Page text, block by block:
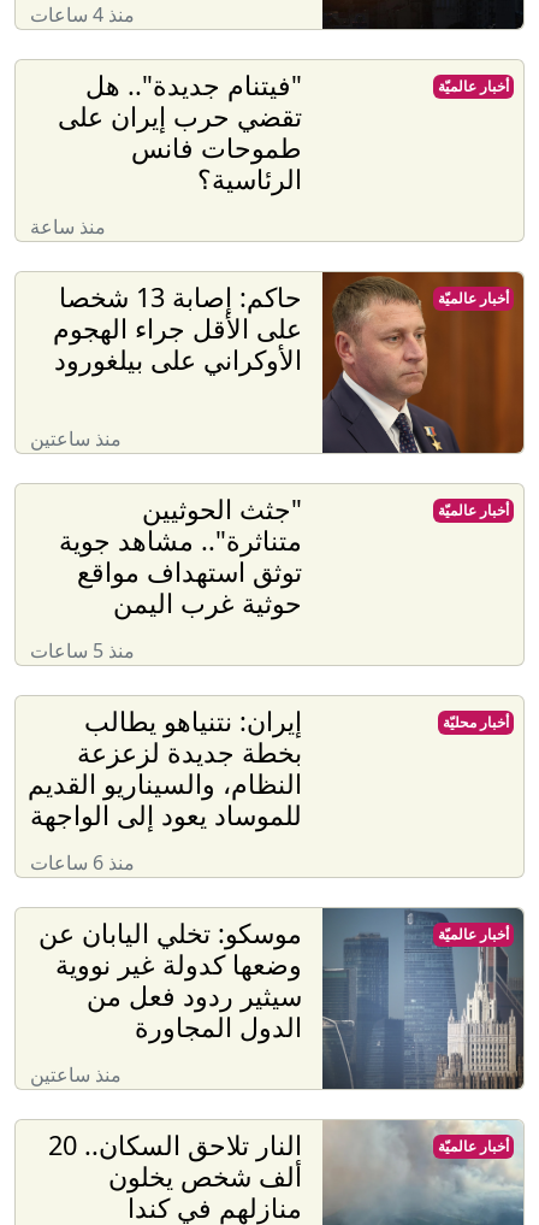
منذ 4 ساعات
"فيتنام جديدة".. هل
تقضي حرب إيران على
طموحات فانس
الرئاسية؟
منذ ساعة
أخبار عالميّة
حاكم: إصابة 13 شخصا
على الأقل جراء الهجوم
الأوكراني على بيلغورود
منذ ساعتين
أخبار عالميّة
"جثث الحوثيين
متناثرة".. مشاهد جوية
توثق استهداف مواقع
حوثية غرب اليمن
منذ 5 ساعات
أخبار عالميّة
إيران: نتنياهو يطالب
بخطة جديدة لزعزعة
النظام، والسيناريو القديم
للموساد يعود إلى الواجهة
منذ 6 ساعات
أخبار محليّة
موسكو: تخلي اليابان عن
وضعها كدولة غير نووية
سيثير ردود فعل من
الدول المجاورة
منذ ساعتين
أخبار عالميّة
النار تلاحق السكان.. 20
ألف شخص يخلون
منازلهم في كندا
أخبار عالميّة